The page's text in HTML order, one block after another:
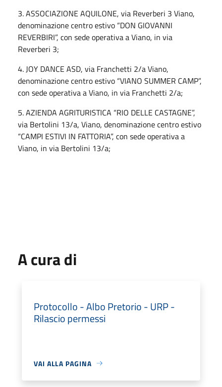
3. ASSOCIAZIONE AQUILONE, via Reverberi 3 Viano,
denominazione centro estivo “DON GIOVANNI
REVERBIRI”, con sede operativa a Viano, in via
Reverberi 3;
4. JOY DANCE ASD, via Franchetti 2/a Viano,
denominazione centro estivo “VIANO SUMMER CAMP”,
con sede operativa a Viano, in via Franchetti 2/a;
5. AZIENDA AGRITURISTICA “RIO DELLE CASTAGNE”,
via Bertolini 13/a, Viano, denominazione centro estivo
“CAMPI ESTIVI IN FATTORIA”, con sede operativa a
Viano, in via Bertolini 13/a;
A cura di
Protocollo - Albo Pretorio - URP -
Rilascio permessi
VAI ALLA PAGINA